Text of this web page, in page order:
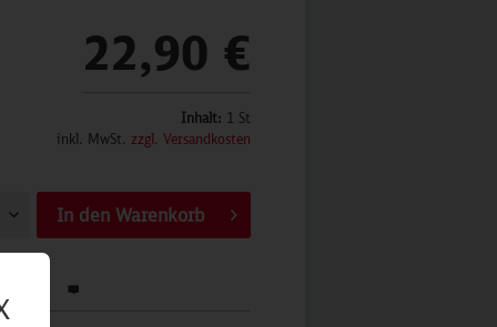
22,90 €
Inhalt: 1 St
inkl. MwSt. zzgl. Versandkosten
In den Warenkorb